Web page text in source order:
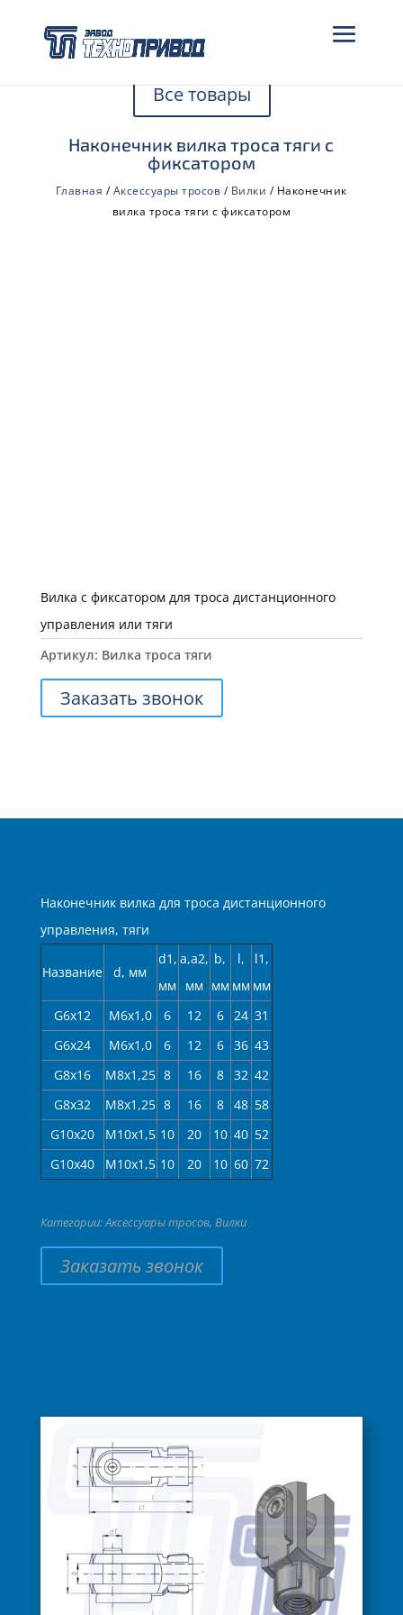
Все товары
Наконечник вилка троса тяги с
фиксатором
Главная /Аксессуары тросов / Вилки / Наконечник
вилка троса тяги с фиксатором
Вилка с фиксатором для троса дистанционного
управления или тяги
Артикул: Вилка троса тяги
Заказать звонок
Наконечник вилка для троса дистанционного
управления, тяги
Название d, мм
d1,
мм
a,a2,
мм
b,
мм
l,
мм
l1,
мм
G6x12
М6х1,0 6 12 6 24 31
G6x24
М6х1,0 6 12 6 36 43
G8x16
М8х1,25 8 16 8 32 42
G8x32
М8х1,25 8 16 8 48 58
G10x20
М10х1,5 10 20 10 40 52
G10x40
М10х1,5 10 20 10 60 72
Категории:Аксессуары тросов, Вилки
Заказать звонок